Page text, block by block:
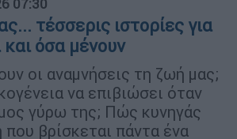
07:30
τέσσερις ιστορίες για
όσα μένουν
οι αναμνήσεις τη ζωή μας;
να επιβιώσει όταν
γύρω της; Πώς κυνηγάς
που βρίσκεται πάντα ένα